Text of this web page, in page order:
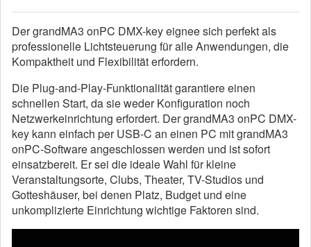
Der grandMA3 onPC DMX-key eignee sich perfekt als
professionelle Lichtsteuerung für alle Anwendungen, die
Kompaktheit und Flexibilität erfordern.
Die Plug-and-Play-Funktionalität garantiere einen
schnellen Start, da sie weder Konfiguration noch
Netzwerkeinrichtung erfordert. Der grandMA3 onPC DMX-
key kann einfach per USB-C an einen PC mit grandMA3
onPC-Software angeschlossen werden und ist sofort
einsatzbereit. Er sei die ideale Wahl für kleine
Veranstaltungsorte, Clubs, Theater, TV-Studios und
Gotteshäuser, bei denen Platz, Budget und eine
unkomplizierte Einrichtung wichtige Faktoren sind.